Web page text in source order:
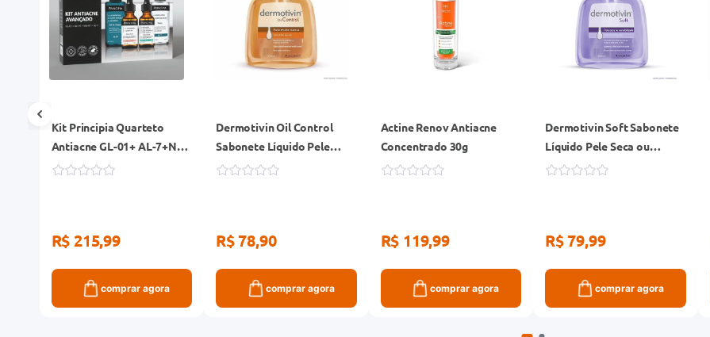
Kit Principia Quarteto
Antiacne GL-01+ AL-7+NC-
10+MIX-01
R$ 215,99
comprar agora
Dermotivin Oil Control
Sabonete Líquido Pele
Muito Oleosa 300ml
R$ 78,90
comprar agora
Actine Renov Antiacne
Concentrado 30g
R$ 119,99
comprar agora
Dermotivin Soft Sabonete
Líquido Pele Seca ou
Sensibilizada 300ml
R$ 79,99
comprar agora